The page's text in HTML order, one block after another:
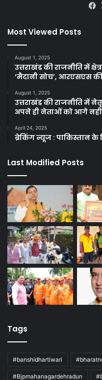
Most Viewed Posts
August 1, 2025
उत्तराखंड की राजनीति में
‘मैदानी सोच’, आरएसएस
August 1, 2025
उत्तराखंड की राजनीति में
अपने ही नेताओं को आगे नहीं
April 24, 2025
ब्रेकिंग न्यूज : पाकिस्तान
Last Modified Posts
Tags
#banshidhartiwari
#Bjpmahanagardehradun